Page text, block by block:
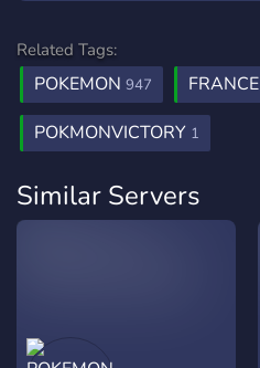
Related Tags:
POKEMON 947 FRANCE
POKMONVICTORY 1
Similar Servers